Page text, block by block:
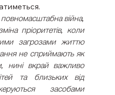
війна,
пріоритетів, коли
загрозами життю
не сприймають як
нині вкрай важливо
та близьких від
засобами